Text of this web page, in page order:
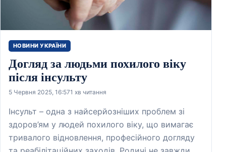
НОВИНИ УКРАЇНИ
Догляд за людьми похилого віку
після інсульту
5 Червня 2025, 16:571 хв читання
Інсульт – одна з найсерйозніших проблем зі
здоров’ям у людей похилого віку, що вимагає
тривалого відновлення, професійного догляду